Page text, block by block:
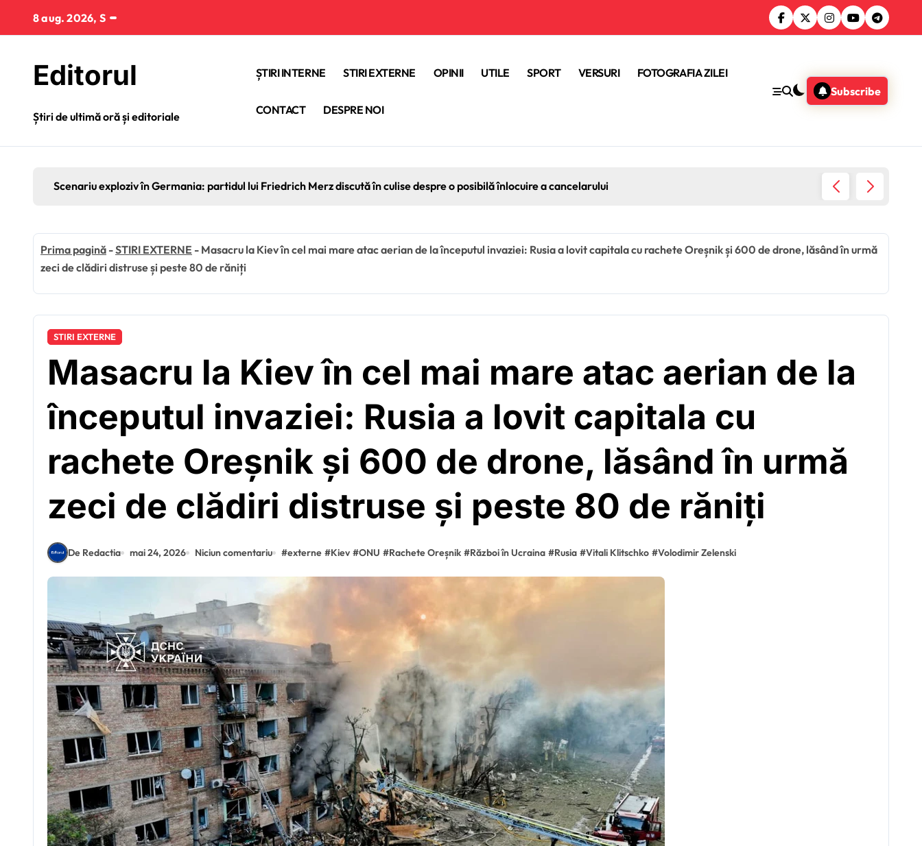
conținut
8 aug. 2026, S
Editorul
Știri de ultimă oră și editoriale
ȘTIRI INTERNE STIRI EXTERNE OPINII UTILE SPORT VERSURI FOTOGRAFIA ZILEI
CONTACT DESPRE NOI
Subscribe
Scenariu exploziv în Germania: partidul lui Friedrich Merz discută în culise despre o posibilă înlocuire a cancelarului
Prima pagină -STIRI EXTERNE - Masacru la Kiev în cel mai mare atac aerian de la începutul invaziei: Rusia a lovit capitala cu rachete Oreșnik și 600 de drone, lăsând în urmă
zeci de clădiri distruse și peste 80 de răniți
STIRI EXTERNE
Masacru la Kiev în cel mai mare atac aerian de la
începutul invaziei: Rusia a lovit capitala cu
rachete Oreșnik și 600 de drone, lăsând în urmă
zeci de clădiri distruse și peste 80 de răniți
De Redactia mai 24, 2026 Niciun comentariu #externe #Kiev #ONU #Rachete Oreșnik #Război în Ucraina #Rusia #Vitali Klitschko #Volodimir Zelenski